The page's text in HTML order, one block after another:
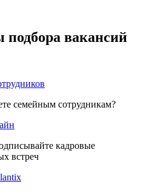
вакансий
семейным сотрудникам?
кадровые
встреч